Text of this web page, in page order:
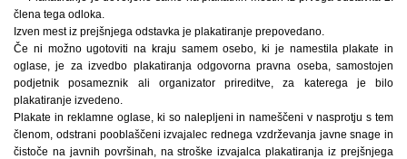
člena tega odloka.
Izven mest iz prejšnjega odstavka je plakatiranje prepovedano.
Če ni možno ugotoviti na kraju samem osebo, ki je namestila plakate in
oglase, je za izvedbo plakatiranja odgovorna pravna oseba, samostojen
podjetnik posameznik ali organizator prireditve, za katerega je bilo
plakatiranje izvedeno.
Plakate in reklamne oglase, ki so nalepljeni in nameščeni v nasprotju s tem
členom, odstrani pooblaščeni izvajalec rednega vzdrževanja javne snage in
čistoče na javnih površinah, na stroške izvajalca plakatiranja iz prejšnjega